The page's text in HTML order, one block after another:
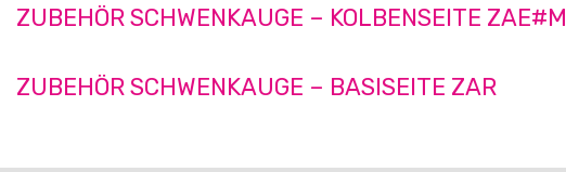
ZUBEHÖR SCHWENKAUGE – KOLBENSEITE ZAE#M
ZUBEHÖR SCHWENKAUGE – BASISEITE ZAR